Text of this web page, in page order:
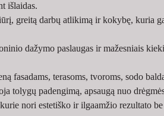
išlaidas.
greitą darbų atlikimą ir kokybę, kuria
dažymo paslaugas ir mažesniais
fasadams, terasoms, tvoroms, sodo
tolygų padengimą, apsaugą nuo
nori estetiško ir ilgaamžio rezultato